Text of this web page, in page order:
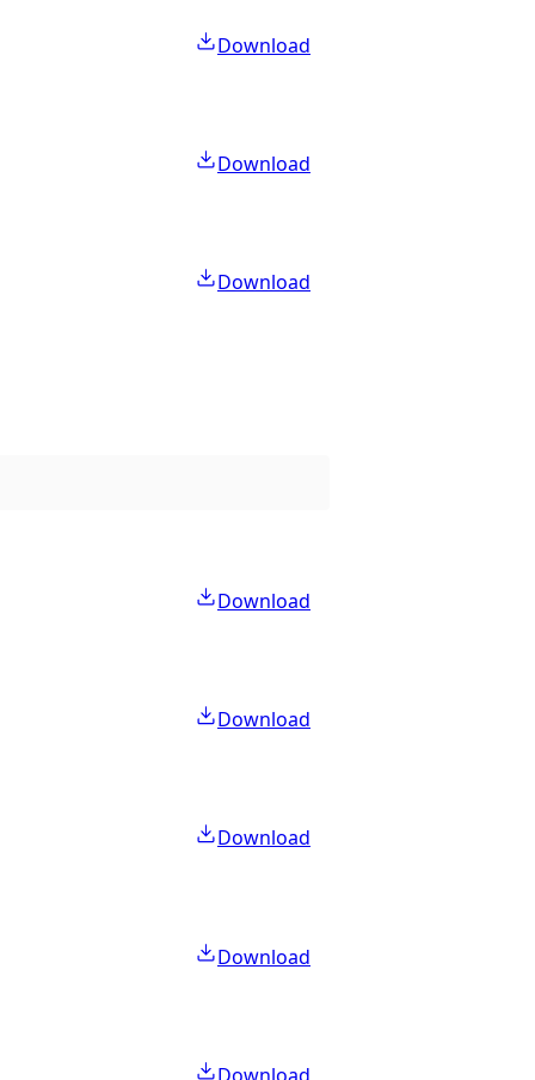
Download
Download
Download
Download
Download
Download
Download